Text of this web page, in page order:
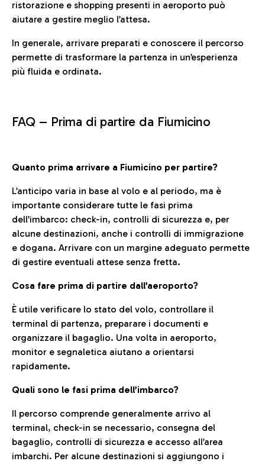
ristorazione e shopping presenti in aeroporto può
aiutare a gestire meglio l’attesa.
In generale, arrivare preparati e conoscere il percorso
permette di trasformare la partenza in un’esperienza
più fluida e ordinata.
FAQ – Prima di partire da Fiumicino
Quanto prima arrivare a Fiumicino per partire?
L’anticipo varia in base al volo e al periodo, ma è
importante considerare tutte le fasi prima
dell’imbarco: check-in, controlli di sicurezza e, per
alcune destinazioni, anche i controlli di immigrazione
e dogana. Arrivare con un margine adeguato permette
di gestire eventuali attese senza fretta.
Cosa fare prima di partire dall’aeroporto?
È utile verificare lo stato del volo, controllare il
terminal di partenza, preparare i documenti e
organizzare il bagaglio. Una volta in aeroporto,
monitor e segnaletica aiutano a orientarsi
rapidamente.
Quali sono le fasi prima dell’imbarco?
Il percorso comprende generalmente arrivo al
terminal, check-in se necessario, consegna del
bagaglio, controlli di sicurezza e accesso all’area
imbarchi. Per alcune destinazioni si aggiungono i